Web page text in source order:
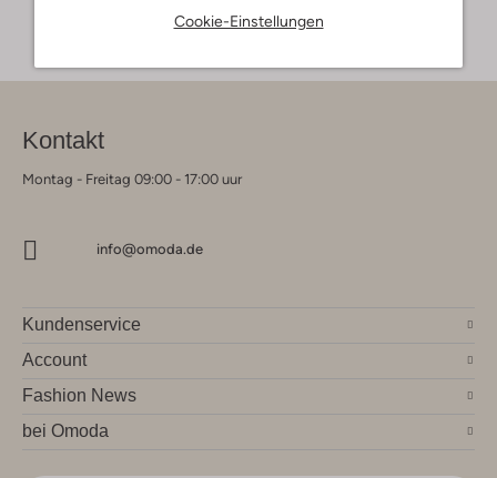
Cookie-Einstellungen
Kontakt
Montag - Freitag 09:00 - 17:00 uur
info@omoda.de
Kundenservice
Account
Fashion News
bei Omoda